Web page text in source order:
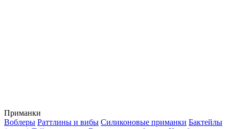
Приманки
Воблеры Раттлины и вибы Силиконовые приманки Бактейлы